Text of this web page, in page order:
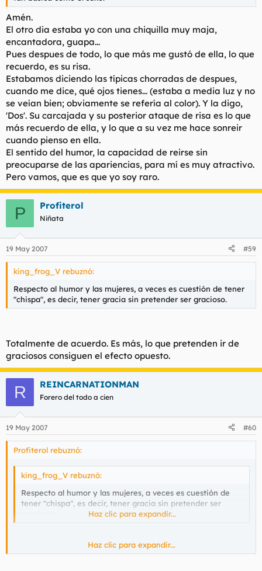
Amén.
El otro dia estaba yo con una chiquilla muy maja,
encantadora, guapa...
Pues despues de todo, lo que más me gustó de ella, lo que
recuerdo, es su risa.
Estabamos diciendo las típicas chorradas de despues,
cuando me dice, qué ojos tienes... (estaba a media luz y no
se veían bien; obviamente se refería al color). Y la digo,
'Dos'. Su carcajada y su posterior ataque de risa es lo que
más recuerdo de ella, y lo que a su vez me hace sonreir
cuando pienso en ella.
El sentido del humor, la capacidad de reirse sin
preocuparse de las apariencias, para mí es muy atractivo.
Pero vamos, que es que yo soy raro.
P Profiterol
Niñata
19 May 2007 #59
king_frog_V rebuznó:
Respecto al humor y las mujeres, a veces es cuestión de tener
"chispa", es decir, tener gracia sin pretender ser gracioso.
Totalmente de acuerdo. Es más, lo que pretenden ir de
graciosos consiguen el efecto opuesto.
R REINCARNATIONMAN
Forero del todo a cien
19 May 2007 #60
Profiterol rebuznó:
king_frog_V rebuznó:
Respecto al humor y las mujeres, a veces es cuestión de
tener "chispa", es decir, tener gracia sin pretender ser
Haz clic para expandir...
Totalmente de acuerdo. Es más, lo que pretenden ir de
Haz clic para expandir...